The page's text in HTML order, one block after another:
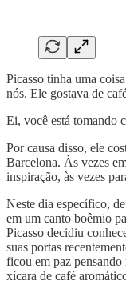
Picasso tinha uma
nós. Ele gostava de
Ei, você está tomando
Por causa disso, ele
Barcelona. Às vezes
inspiração, às vezes
Neste dia específico,
em um canto boêmio
Picasso decidiu
suas portas
ficou em paz
xícara de café